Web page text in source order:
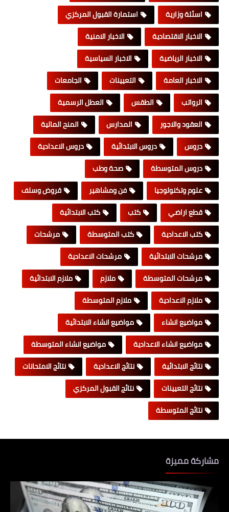
اسئلة وزارية
استمارة القبول المركزي
الاخبار الاقتصادية
الاخبار الامنية
الاخبار الرياضية
الاخبار السياسية
الاخبار العامة
التعيينات
الجامعات
الرواتب
الطقس
العطل الرسمية
العقود والاجور
المدارس
المنح المالية
دروس
دروس الابتدائية
دروس الاعدادية
دروس المتوسطة
صحة وطب
علوم وتكنولوجيا
فن ومشاهير
قروض وسلف
قطع اراضي
كتب
كتب الابتدائية
كتب الاعدادية
كتب المتوسطة
مرشحات
مرشحات الابتدائية
مرشحات الاعدادية
مرشحات المتوسطة
ملازم
ملازم الابتدائية
ملازم الاعدادية
ملازم المتوسطة
مواضيع انشاء
مواضيع انشاء الابتدائية
مواضيع انشاء الاعدادية
مواضيع انشاء المتوسطة
نتائج الابتدائية
نتائج الاعدادية
نتائج الامتحانات
نتائج التعيينات
نتائج القبول المركزي
نتائج المتوسطة
مشاركة مميزة